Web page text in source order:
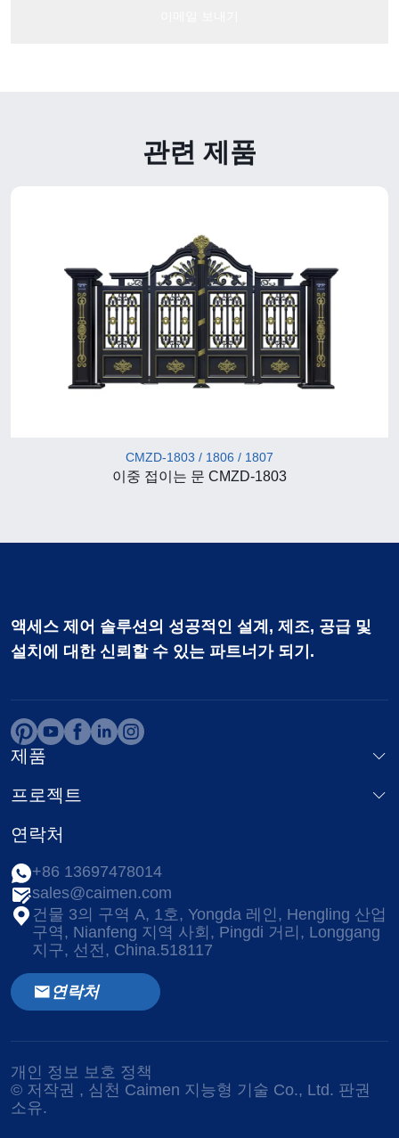
관련 제품
CMZD-1803 / 1806 / 1807
이중 접이는 문 CMZD-1803
액세스 제어 솔루션의 성공적인 설계, 제조, 공급 및
설치에 대한 신뢰할 수 있는 파트너가 되기.
제품
프로젝트
연락처
+86 13697478014
sales@caimen.com
건물 3의 구역 A, 1호, Yongda 레인, Hengling 산업
구역, Nianfeng 지역 사회, Pingdi 거리, Longgang
지구, 선전, China.518117
연락처
© 저작권 , 심천 Caimen 지능형 기술 Co., Ltd. 판권
소유.
개인 정보 보호 정책